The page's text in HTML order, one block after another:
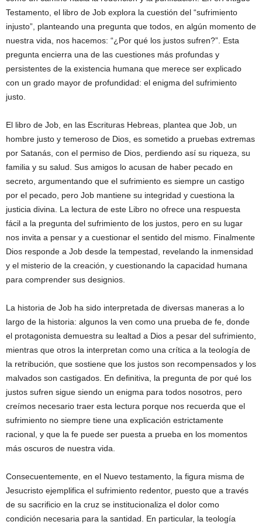
Testamento, el libro de Job explora la cuestión del “sufrimiento
injusto”, planteando una pregunta que todos, en algún momento de
nuestra vida, nos hacemos: “¿Por qué los justos sufren?”. Esta
pregunta encierra una de las cuestiones más profundas y
persistentes de la existencia humana que merece ser explicado
con un grado mayor de profundidad: el enigma del sufrimiento
justo.
El libro de Job, en las Escrituras Hebreas, plantea que Job, un
hombre justo y temeroso de Dios, es sometido a pruebas extremas
por Satanás, con el permiso de Dios, perdiendo así su riqueza, su
familia y su salud. Sus amigos lo acusan de haber pecado en
secreto, argumentando que el sufrimiento es siempre un castigo
por el pecado, pero Job mantiene su integridad y cuestiona la
justicia divina. La lectura de este Libro no ofrece una respuesta
fácil a la pregunta del sufrimiento de los justos, pero en su lugar
nos invita a pensar y a cuestionar el sentido del mismo. Finalmente
Dios responde a Job desde la tempestad, revelando la inmensidad
y el misterio de la creación, y cuestionando la capacidad humana
para comprender sus designios.
La historia de Job ha sido interpretada de diversas maneras a lo
largo de la historia: algunos la ven como una prueba de fe, donde
el protagonista demuestra su lealtad a Dios a pesar del sufrimiento,
mientras que otros la interpretan como una crítica a la teología de
la retribución, que sostiene que los justos son recompensados y los
malvados son castigados. En definitiva, la pregunta de por qué los
justos sufren sigue siendo un enigma para todos nosotros, pero
creímos necesario traer esta lectura porque nos recuerda que el
sufrimiento no siempre tiene una explicación estrictamente
racional, y que la fe puede ser puesta a prueba en los momentos
más oscuros de nuestra vida.
Consecuentemente, en el Nuevo testamento, la figura misma de
Jesucristo ejemplifica el sufrimiento redentor, puesto que a través
de su sacrificio en la cruz se institucionaliza el dolor como
condición necesaria para la santidad. En particular, la teología